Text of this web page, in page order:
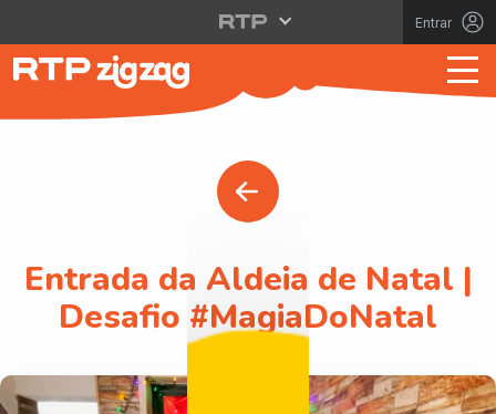
Entrar
Entrada da Aldeia de Natal |
Desafio #MagiaDoNatal